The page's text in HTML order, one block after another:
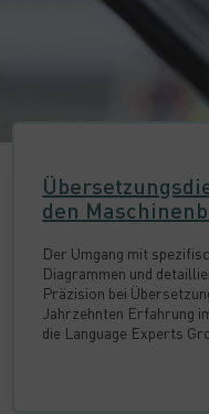
den
Der Umgang mit
Diagrammen und
Präzision bei
Jahrzehnten Erfahrung
die Language Experts